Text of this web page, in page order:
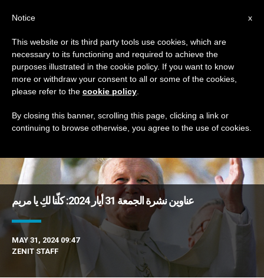
DAY
May 31st, 2024
DERNIÈRES NOUVELLES
عناوين نشرة الجمعة 31 أيار 2024: كلّنا لكِ يا مريم
MAY 31, 2024 09:47
ZENIT STAFF
x
Notice
This website or its third party tools use cookies, which are
necessary to its functioning and required to achieve the
purposes illustrated in the cookie policy. If you want to know
more or withdraw your consent to all or some of the cookies,
please refer to the cookie policy
By closing this banner, scrolling this page, clicking a link or
continuing to browse otherwise, you agree to the use of cookies.